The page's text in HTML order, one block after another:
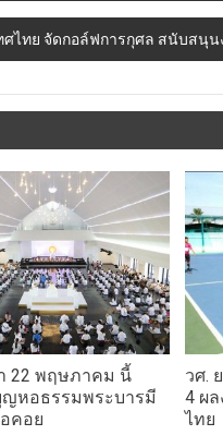
ไทย จัดกอล์ฟการกุศล สนับสนุน
22 พฤษภาคม นี้
ญหอธรรมพระบารมี
คอย
วศ.
4 ผ
ไทย